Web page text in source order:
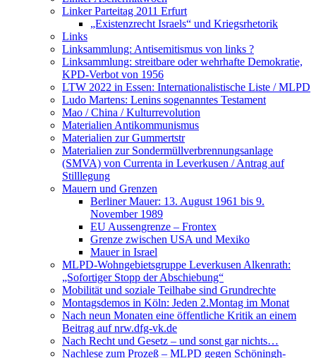
Linker Parteitag 2011 Erfurt
„Existenzrecht Israels“ und Kriegsrhetorik
Links
Linksammlung: Antisemitismus von links ?
Linksammlung: streitbare oder wehrhafte Demokratie,
KPD-Verbot von 1956
LTW 2022 in Essen: Internationalistische Liste / MLPD
Ludo Martens: Lenins sogenanntes Testament
Mao / China / Kulturrevolution
Materialien Antikommunismus
Materialien zur Gummertstr
Materialien zur Sondermüllverbrennungsanlage
(SMVA) von Currenta in Leverkusen / Antrag auf
Stilllegung
Mauern und Grenzen
Berliner Mauer: 13. August 1961 bis 9.
November 1989
EU Aussengrenze – Frontex
Grenze zwischen USA und Mexiko
Mauer in Israel
MLPD-Wohngebietsgruppe Leverkusen Alkenrath:
„Sofortiger Stopp der Abschiebung“
Mobilität und soziale Teilhabe sind Grundrechte
Montagsdemos in Köln: Jeden 2.Montag im Monat
Nach neun Monaten eine öffentliche Kritik an einem
Beitrag auf nrw.dfg-vk.de
Nach Recht und Gesetz – und sonst gar nichts…
Nachlese zum Prozeß – MLPD gegen Schöningh-